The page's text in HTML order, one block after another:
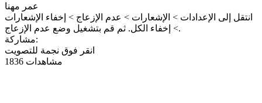
عمر مهنا
انتقل إلى الإعدادات > الإشعارات > عدم الإزعاج > إخفاء الإشعارات
> إخفاء الكل. ثم قم بتشغيل وضع عدم الإزعاج.
مشاركة:
انقر فوق نجمة للتصويت
1836 مشاهدات